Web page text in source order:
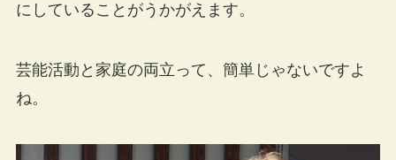
にしていることがうかがえます。
芸能活動と家庭の両立って、簡単じゃないですよ
ね。